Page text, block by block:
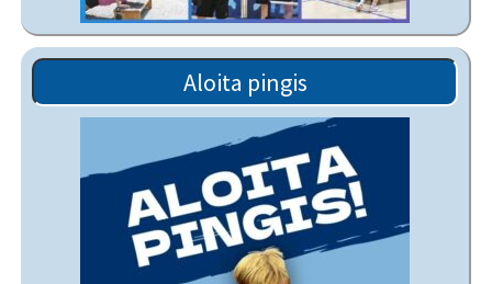
Aloita pingis